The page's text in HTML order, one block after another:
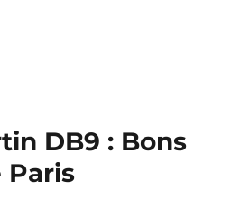
DB9 : Bons
Paris